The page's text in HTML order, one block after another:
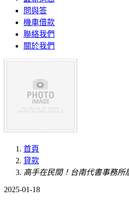
問與答
機車借款
聯絡我們
關於我們
首頁
貸款
高手在民間！台南代書事務所
2025-01-18